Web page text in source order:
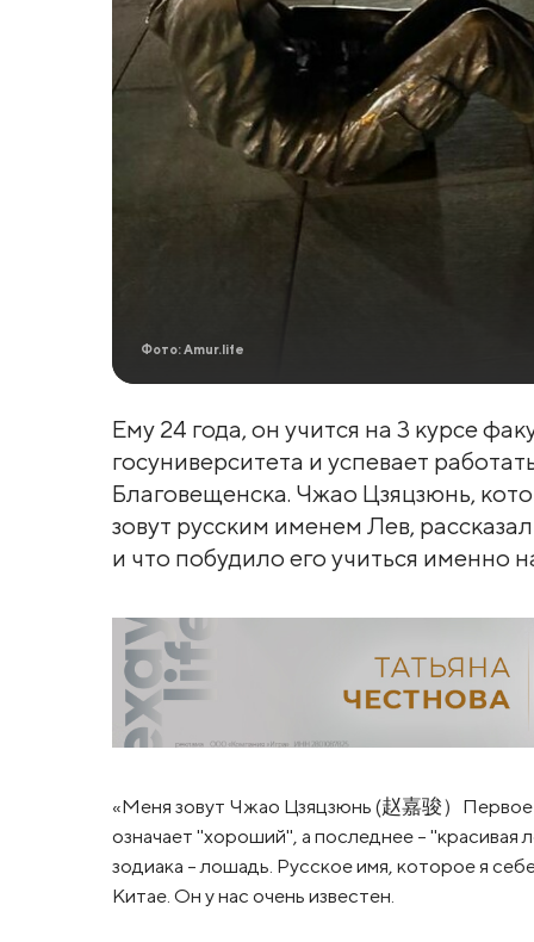
Фото: Amur.life
Ему 24 года, он учится на 3 курсе
госуниверситета и успевает
Благовещенска. Чжао Цзяцзюнь,
зовут русским именем Лев,
и что побудило его учиться именно
«Меня зовут Чжао Цзяцзюнь (赵嘉骏）
означает "хороший", а последнее – "красивая
зодиака – лошадь. Русское имя, которое я
Китае. Он у нас очень известен.